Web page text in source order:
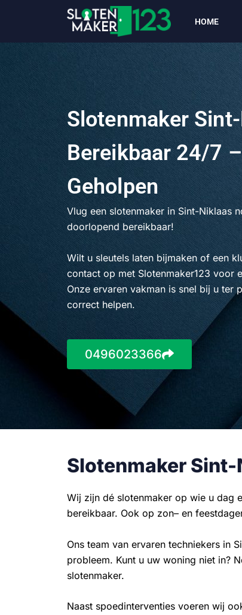
HOME
Slotenmaker
Bereikbaar 24/7
Geholpen
Vlug een slotenmaker in Sint-Niklaas
doorlopend bereikbaar!
Wilt u sleutels laten bijmaken of een
contact op met Slotenmaker123 voor
Onze ervaren vakman is snel bij u ter
correct helpen.
0496023366
Slotenmaker
Wij zijn dé slotenmaker op wie u dag
bereikbaar. Ook op zon– en
Ons team van ervaren techniekers in
probleem. Kunt u uw woning niet in?
slotenmaker.
Naast spoedinterventies voeren wij